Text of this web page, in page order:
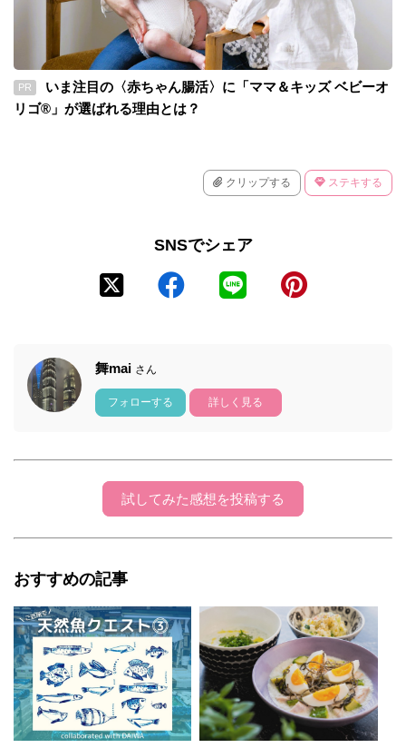
PR
いま注目の〈赤ちゃん腸活〉に「ママ＆キッズ ベビーオ
リゴ®」が選ばれる理由とは？
クリップする ステキする
SNSでシェア
舞mai さん
フォローする 詳しく見る
試してみた感想を投稿する
おすすめの記事